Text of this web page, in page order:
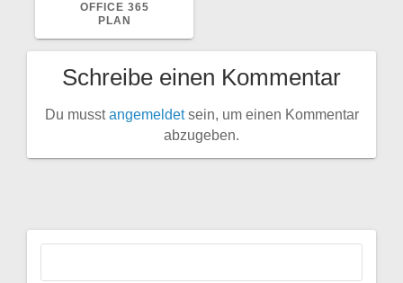
OFFICE 365
PLAN
Schreibe einen Kommentar
Du musstangemeldetsein, um einen Kommentar
abzugeben.